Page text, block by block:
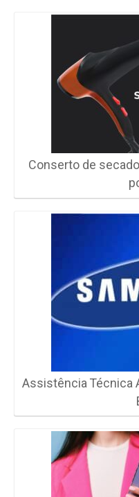
Conserto de
Assistência Técnica